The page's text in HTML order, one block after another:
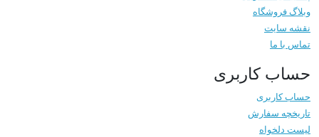
وبلاگ فروشگاه
نقشه سایت
تماس با ما
حساب کاربری
حساب کاربری
تاریخچه سفارش
لیست دلخواه